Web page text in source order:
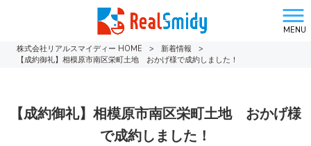
MENU
株式会社リアルスマイディー HOME
> 新着情報
>
【成約御礼】相模原市南区栄町土地 おかげ様で成約しました！
【成約御礼】相模原市南区栄町土地 おかげ様
で成約しました！